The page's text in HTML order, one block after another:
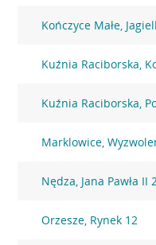
Kończyce Małe,
Kuźnia Raciborska,
Kuźnia Raciborska,
Marklowice,
Nędza, Jana Pawła II
Orzesze, Rynek 12